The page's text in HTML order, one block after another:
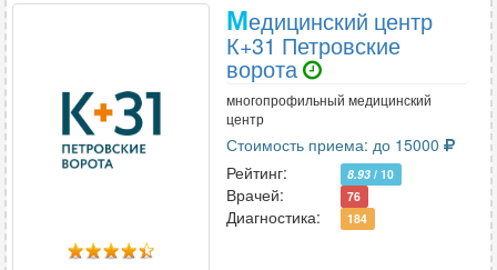
Медицинский центр
К+31 Петровские
ворота
многопрофильный медицинский
центр
Стоимость приема: до 15000
Рейтинг:
8.93 / 10
Врачей: 76
Диагностика: 184